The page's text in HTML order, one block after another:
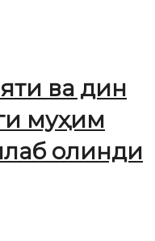
ва дин
муҳим
олинди